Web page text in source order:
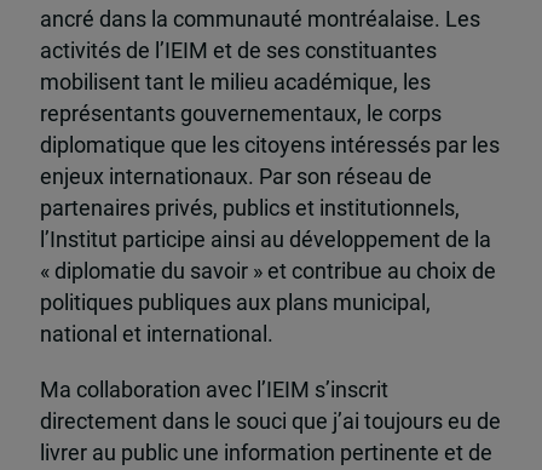
ancré dans la communauté montréalaise. Les
activités de l’IEIM et de ses constituantes
mobilisent tant le milieu académique, les
représentants gouvernementaux, le corps
diplomatique que les citoyens intéressés par les
enjeux internationaux. Par son réseau de
partenaires privés, publics et institutionnels,
l’Institut participe ainsi au développement de la
« diplomatie du savoir » et contribue au choix de
politiques publiques aux plans municipal,
national et international.
Ma collaboration avec l’IEIM s’inscrit
directement dans le souci que j’ai toujours eu de
livrer au public une information pertinente et de